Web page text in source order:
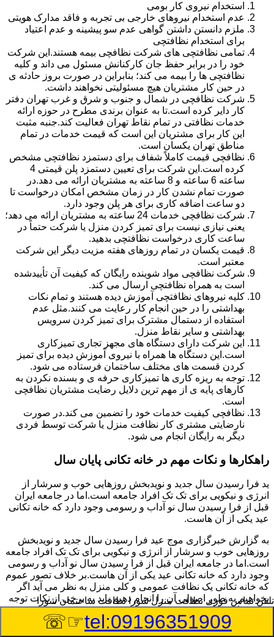
استخدام نیروی کار بومی
عدم استخدام نیروهای خارجی بی تجربه و فاقد مدارک هویتی
ملزم دانستن داشتن گواهی عدم سو پیشینه و عدم اعتیاد
برای استخدام نظافتچی
تمامی نظافتچی های شرکت نظافچی بیمه هستند.این شرکت
خود را در برابر حفظ جان کارکنانش مسئول می داند و کلیه
نظافتچی ها را بیمه می کند؛ بنابراین در صورت بروز حادثه ی
در حین کار مشتریان هیچ مسئولیتی نخواهند داشت.
شرکت نظافچی در شمال و جنوب و شرق و غرب تهران دفتر
کار دایر کرده است.تا به عنوان برندی مطرح در حوزه ارائه
خدمات نظافتی در تمام نقاط تهران فعالیت کند.جنبه مثبت
این کار برای مشتریان این است که قیمت خدمات در تمام
مناطق تهران یکسان است.
نظافچی قیمت کاملاً شفاف برای دستمزد نظافتچی مشخص
کرده است.این شرکت برای تعیین دستمزد پلن قیمتی 4
ساعته 6 ساعته و 8 ساعته به مشتریان ارائه می دهد.در
صورت تمام نشدن کار در زمان مشخص امکان درخواست تا
دو ساعت اضافه کاری برای هر پلن وجود دارد.
شرکت نظافچی خدمات 24 ساعته به مشتریان ارائه می دهد؛
یعنی نیازی نیست برای تمیز کردن منزل یا شرکت حتماً در
ساعت کاری درخواست نظافتچی بدهید.
قیمت یکسان در تمام روزهای هفته مزیت دیگر این شرکت
معتبر است.
شرکت نظافچی مواد شوینده رایگان که کیفیت آن تأییدشده
است به همراه نظافتچی ارسال می کند.
کلیه نیروهای نظافتچی آموزش دیده هستند و تمام نکات
بهداشتی را در حین انجام کار رعایت می کنند.مثل عدم
استفاده از دستمال مشترک برای تمیز کردن سرویس
بهداشتی و سایر نقاط منزل.
این شرکت دارای دستگاه های مجهز تجاری تمیزکاری
است.این دستگاه ها همراه با نیروی آموزش دیده برای تمیز
کردن قسمت های مختلف ساختمان فرستاده می شود.
توجه به ریزه کاری ها تمیزکاری حرفه ی و بسنده نکردن به
کارهای پایه ی از مهم ترین دلایل رضایت مشتریان نظافچی
است.
نظافچی کیفیت خدمات خود را تضمین می کند.در صورت
نارضایتی مشتری کار نظافت منزل یا شرکت توسط فردی
دیگر به رایگان انجام می شود.
راهکارها و نکات مهم در خانه تکانی پایان سال
ید فرا رسیدن سال جدید و نویدبخش روزهایی خوب و سرشار از
انرژی و نیکویی برای تک تک افراد جامعه است.اما در جامعه ایران
قبل از فرا رسیدن سال نو آداب و رسومی وجود دارد که خانه تکانی
عید یکی از آن هاست.
به گزارش خبرگزاری موج عید فرا رسیدن سال جدید و نویدبخش
روزهایی خوب و سرشار از انرژی و نیکویی برای تک تک افراد جامعه
است.اما در جامعه ایران قبل از فرا رسیدن سال نو آداب و رسومی
وجود دارد که خانه تکانی عید یکی از آن هاست.بر خلاف تصور عموم
که خانه تکانی یک نظافت عمومی و کلی منزل به نظر می آید اگر
بخواهیم به طور اصولی آن را انجام دهیم باید به برخی از نکات توجه
بیشتر داشته باشیم.
نکات مهم در خانه تکانی در اولین قدم به همه خانم ها پیشنهاد می
تلفن تماس فورینظافت منزل شورا نظافت ساختمان شورا
tel:09196351909
☞☏